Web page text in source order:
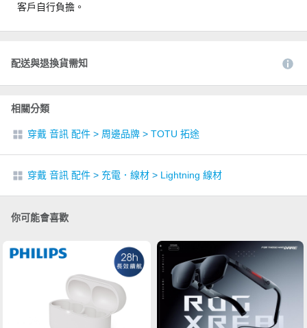
客戶自行負擔。
配送與退換貨需知
相關分類
穿戴 音訊 配件 > 周邊品牌 > TOTU 拓途
穿戴 音訊 配件 > 充電．線材 > Lightning 線材
你可能會喜歡